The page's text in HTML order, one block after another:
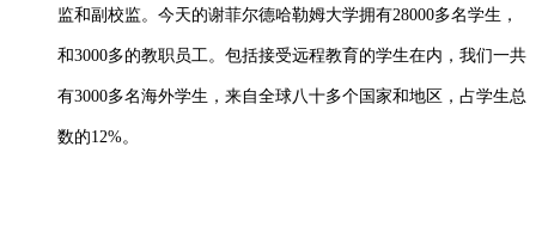
监和副校监。今天的谢菲尔德哈勒姆大学拥有28000多名学生，
和3000多的教职员工。包括接受远程教育的学生在内，我们一共
有3000多名海外学生，来自全球八十多个国家和地区，占学生总
数的12%。